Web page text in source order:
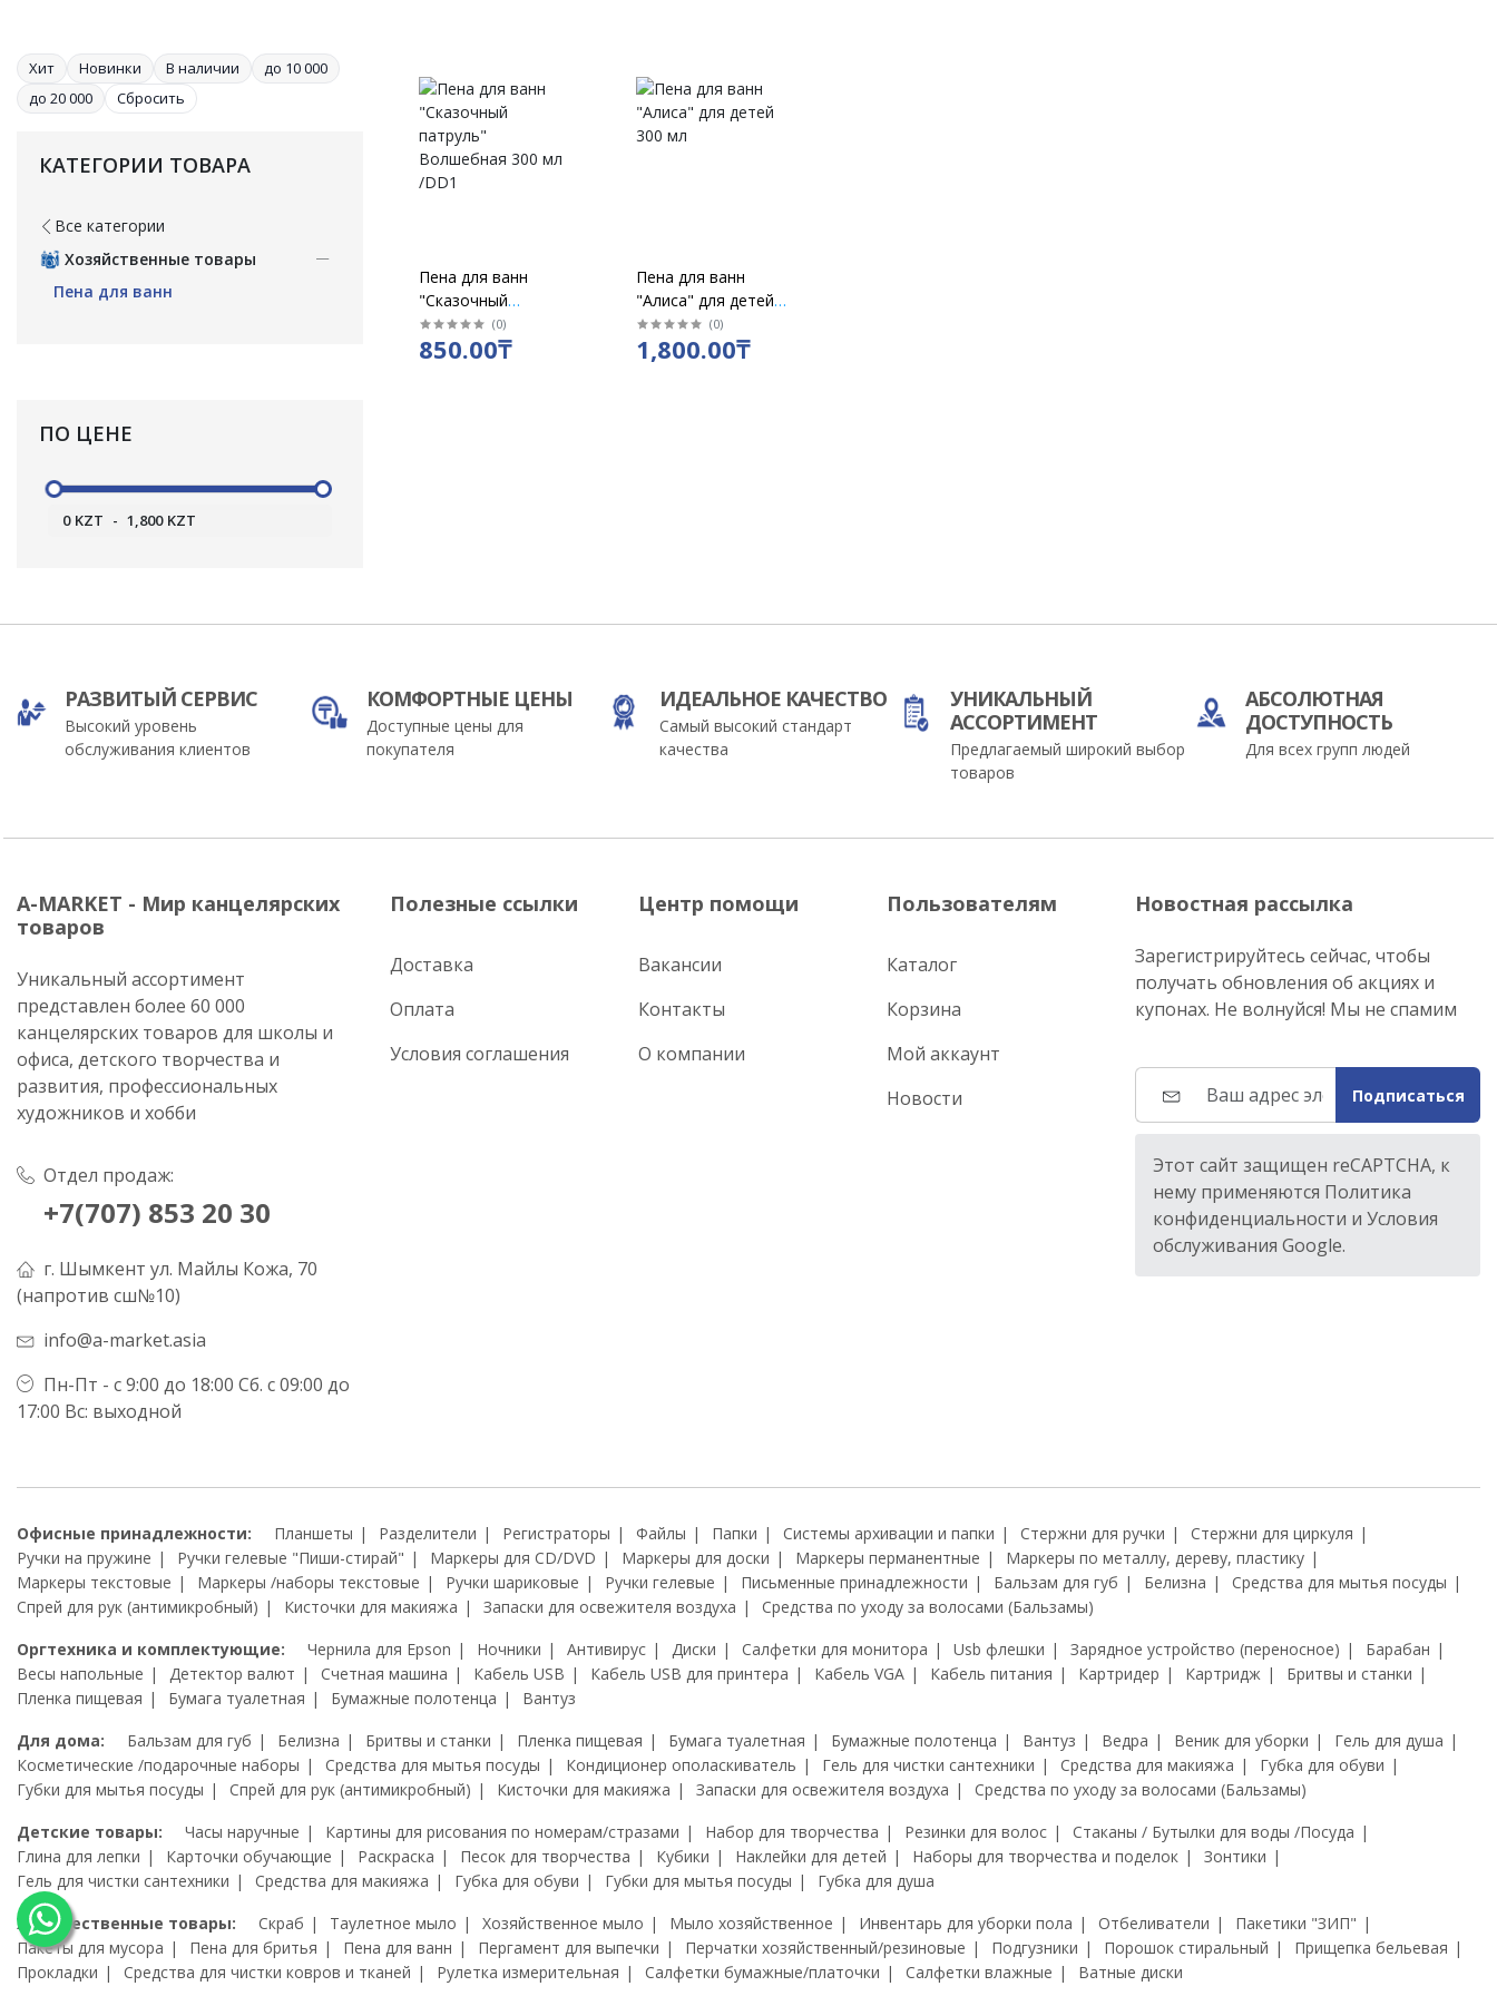
Хит Новинки В наличии
до 10 000
до 20 000
Сбросить
КАТЕГОРИИ ТОВАРА
Все категории
Хозяйственные товары
Пена для ванн
ПО ЦЕНЕ
0 KZT - 1,800 KZT
Пена для ванн
"Сказочный
патруль"
Волшебная 300 мл
(0)
850.00₸
Пена для ванн
"Алиса" для детей
300 мл
(0)
1,800.00₸
РАЗВИТЫЙ СЕРВИС
Высокий уровень
обслуживания клиентов
КОМФОРТНЫЕ ЦЕНЫ
Доступные цены для
покупателя
ИДЕАЛЬНОЕ КАЧЕСТВО
Самый высокий стандарт
качества
УНИКАЛЬНЫЙ
АССОРТИМЕНТ
Предлагаемый широкий выбор
товаров
АБСОЛЮТНАЯ
ДОСТУПНОСТЬ
Для всех групп людей
A-MARKET - Мир канцелярских
товаров
Уникальный ассортимент
представлен более 60 000
канцелярских товаров для школы и
офиса, детского творчества и
развития, профессиональных
художников и хобби
Отдел продаж:
+7(707) 853 20 30
г. Шымкент ул. Майлы Кожа, 70
(напротив сш№10)
info@a-market.asia
Пн-Пт - с 9:00 до 18:00 Сб. с 09:00 до
17:00 Вс: выходной
Полезные ссылки
Доставка
Оплата
Условия соглашения
Центр помощи
Вакансии
Контакты
О компании
Пользователям
Каталог
Корзина
Мой аккаунт
Новости
Новостная рассылка
Зарегистрируйтесь сейчас, чтобы
получать обновления об акциях и
купонах. Не волнуйся! Мы не спамим
Подписаться
Этот сайт защищен reCAPTCHA, к
нему применяются Политика
конфиденциальности и Условия
обслуживания Google.
Офисные принадлежности: Планшеты Разделители Регистраторы Файлы Папки Системы архивации и папки Стержни для ручки
Стержни для циркуля
Ручки на пружине
Ручки гелевые "Пиши-стирай" Маркеры для CD/DVD Маркеры для доски Маркеры перманентные
Маркеры по металлу, дереву, пластику
Маркеры текстовые
Маркеры /наборы текстовые Ручки шариковые Ручки гелевые Письменные принадлежности Бальзам для губ Белизна
Средства для мытья посуды
Спрей для рук (антимикробный)
Кисточки для макияжа Запаски для освежителя воздуха
Средства по уходу за волосами (Бальзамы)
Оргтехника и комплектующие:
Чернила для Epson Ночники Антивирус Диски Салфетки для монитора Usb флешки Зарядное устройство (переносное)
Барабан
Весы напольные
Детектор валют Счетная машина Кабель USB Кабель USB для принтера Кабель VGA Кабель питания Картридер Картридж
Бритвы и станки
Пленка пищевая
Бумага туалетная Бумажные полотенца
Вантуз
Для дома:
Бальзам для губ Белизна Бритвы и станки Пленка пищевая Бумага туалетная Бумажные полотенца Вантуз Ведра Веник для уборки
Гель для душа
Косметические /подарочные наборы
Средства для мытья посуды Кондиционер ополаскиватель Гель для чистки сантехники Средства для макияжа
Губка для обуви
Губки для мытья посуды
Спрей для рук (антимикробный) Кисточки для макияжа Запаски для освежителя воздуха
Средства по уходу за волосами (Бальзамы)
Детские товары:
Часы наручные Картины для рисования по номерам/стразами Набор для творчества Резинки для волос
Стаканы / Бутылки для воды /Посуда
Глина для лепки
Карточки обучающие Раскраска Песок для творчества Кубики Наклейки для детей Наборы для творчества и поделок
Зонтики
Гель для чистки сантехники
Средства для макияжа Губка для обуви Губки для мытья посуды
Губка для душа
Художественные товары:
Скраб Таулетное мыло Хозяйственное мыло Мыло хозяйственное Инвентарь для уборки пола Отбеливатели
Пакетики "ЗИП"
Пакеты для мусора
Пена для бритья Пена для ванн Пергамент для выпечки Перчатки хозяйственный/резиновые Подгузники Порошок стиральный
Прищепка бельевая
Прокладки
Средства для чистки ковров и тканей Рулетка измерительная Салфетки бумажные/платочки Салфетки влажные Ватные диски